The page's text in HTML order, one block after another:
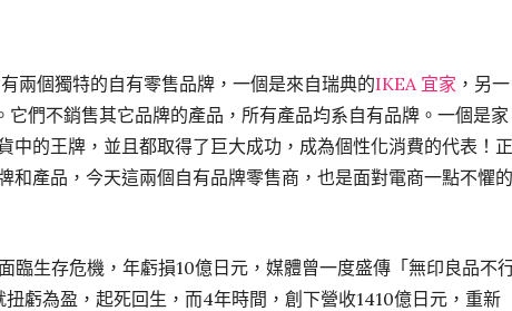
兩個獨特的自有零售品牌，一個是來自瑞典的IKEA 宜家 ，另一
們不銷售其它品牌的產品，所有產品均系自有品牌。一個是家
中的王牌，並且都取得了巨大成功，成為個性化消費的代表！正
和產品，今天這兩個自有品牌零售商，也是面對電商一點不懼的
臨生存危機，年虧損10億日元，媒體曾一度盛傳「無印良品不
虧為盈，起死回生，而4年時間，創下營收1410億日元，重新